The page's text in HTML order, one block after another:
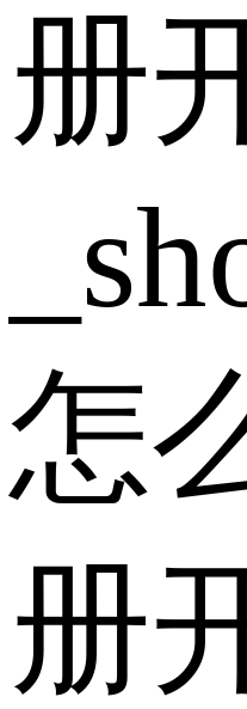
册
怎
册